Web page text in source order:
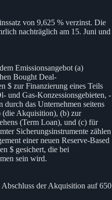
von 9,625 % verzinst. Die
nachträglich am 15. Juni und
Emissionsangebot (a)
Bought Deal-
$ zur Finanzierung eines Teils
und Gas-Konzessionsgebieten, -
das Unternehmen seitens
(die Akquisition), (b) zur
(Term Loan), und (c) für
Sicherungsinstrumente zählen
einer neuen Reserve-Based
$ gesichert, die bei
sein wird.
der Akquisition auf 650